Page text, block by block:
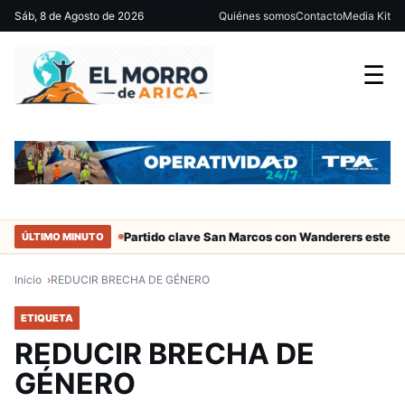
Sáb, 8 de Agosto de 2026 Quiénes somosContactoMedia Kit
☰
ÚLTIMO MINUTO
de Arica Partido clave San Marcos con Wanderers este
Inicio REDUCIR BRECHA DE GÉNERO
ETIQUETA
REDUCIR BRECHA DE
GÉNERO